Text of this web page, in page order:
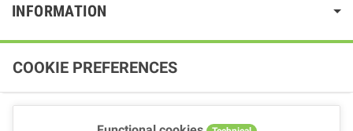
INFORMATION
COOKIE PREFERENCES